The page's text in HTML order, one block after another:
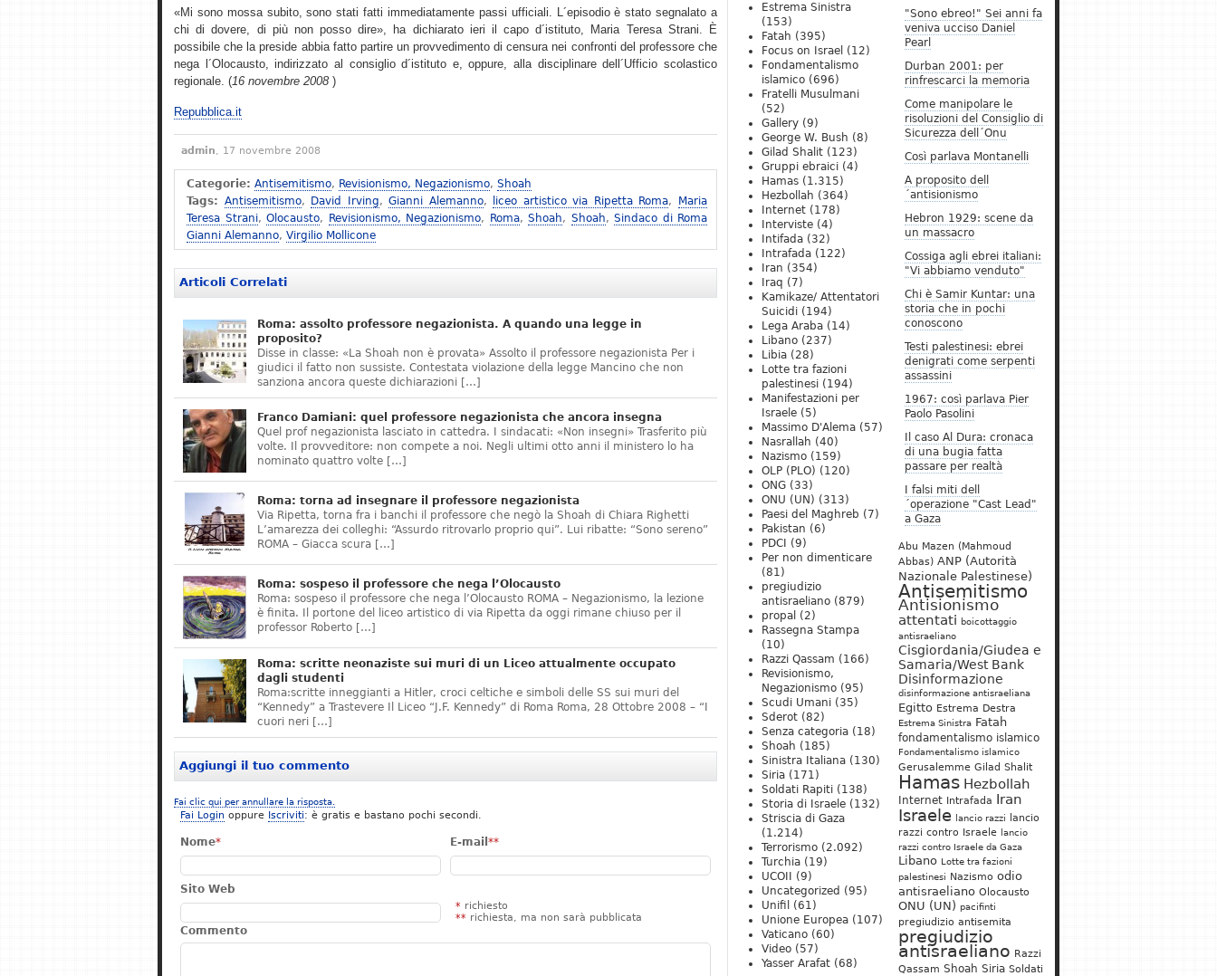
«Mi sono mossa subito, sono stati fatti immediatamente passi ufficiali. L´episodio è stato segnalato a
chi di dovere, di più non posso dire», ha dichiarato ieri il capo d´istituto, Maria Teresa Strani. È
possibile che la preside abbia fatto partire un provvedimento di censura nei confronti del professore che
nega l´Olocausto, indirizzato al consiglio d´istituto e, oppure, alla disciplinare dell´Ufficio scolastico
regionale. (16 novembre 2008 )
Repubblica.it
admin, 17 novembre 2008
Categorie: Antisemitismo, Revisionismo, Negazionismo, Shoah
Tags: Antisemitismo, David Irving,Gianni Alemanno, liceo artistico via Ripetta Roma,
Maria
Teresa Strani, Olocausto, Revisionismo, Negazionismo, Roma, Shoah, Shoah, Sindaco di Roma
Gianni Alemanno, Virgilio Mollicone
Articoli Correlati
Roma: assolto professore negazionista. A quando una legge in
proposito?
Disse in classe: «La Shoah non è provata» Assolto il professore negazionista Per i
giudici il fatto non sussiste. Contestata violazione della legge Mancino che non
sanziona ancora queste dichiarazioni […]
Franco Damiani: quel professore negazionista che ancora insegna
Quel prof negazionista lasciato in cattedra. I sindacati: «Non insegni» Trasferito più
volte. Il provveditore: non compete a noi. Negli ultimi otto anni il ministero lo ha
nominato quattro volte […]
Roma: torna ad insegnare il professore negazionista
Via Ripetta, torna fra i banchi il professore che negò la Shoah di Chiara Righetti
L’amarezza dei colleghi: “Assurdo ritrovarlo proprio qui”. Lui ribatte: “Sono sereno”
ROMA – Giacca scura […]
Roma: sospeso il professore che nega l’Olocausto
Roma: sospeso il professore che nega l’Olocausto ROMA – Negazionismo, la lezione
è finita. Il portone del liceo artistico di via Ripetta da oggi rimane chiuso per il
professor Roberto […]
Roma: scritte neonaziste sui muri di un Liceo attualmente occupato
dagli studenti
Roma:scritte inneggianti a Hitler, croci celtiche e simboli delle SS sui muri del
“Kennedy” a Trastevere Il Liceo “J.F. Kennedy” di Roma Roma, 28 Ottobre 2008 – “I
cuori neri […]
Aggiungi il tuo commento
Fai clic qui per annullare la risposta.
Fai Login oppure Iscriviti: è gratis e bastano pochi secondi.
Nome* E-mail **
Sito Web
* richiesto
** richiesta, ma non sarà pubblicata
Commento
"Sono ebreo!" Sei anni fa
veniva ucciso Daniel
Pearl
Durban 2001: per
rinfrescarci la memoria
Come manipolare le
risoluzioni del Consiglio di
Sicurezza dell´Onu
Così parlava Montanelli
A proposito dell
´antisionismo
Hebron 1929: scene da
un massacro
Cossiga agli ebrei italiani:
"Vi abbiamo venduto"
Chi è Samir Kuntar: una
storia che in pochi
conoscono
Testi palestinesi: ebrei
denigrati come serpenti
assassini
1967: così parlava Pier
Paolo Pasolini
Il caso Al Dura: cronaca
di una bugia fatta
passare per realtà
I falsi miti dell
´operazione "Cast Lead"
a Gaza
Abu Mazen (Mahmoud
Abbas) ANP (Autorità
Nazionale Palestinese)
Antisemitismo
Antisionismo
attentati boicottaggio
antisraeliano
Cisgiordania/Giudea e
Samaria/West Bank
Disinformazione
disinformazione antisraeliana
Egitto Estrema Destra
Estrema Sinistra Fatah
fondamentalismo islamico
Fondamentalismo islamico
Gerusalemme Gilad Shalit
Hamas Hezbollah
Internet Intrafada Iran
Israele lancio razzi
lancio
razzi contro Israele lancio
razzi contro Israele da Gaza
Libano Lotte tra fazioni
palestinesi Nazismo odio
antisraeliano Olocausto
ONU (UN) pacifinti
pregiudizio antisemita
pregiudizio
antisraeliano Razzi
Qassam Shoah Siria Soldati
Estrema Sinistra
(153)
Fatah (395)
Focus on Israel (12)
Fondamentalismo
islamico (696)
Fratelli Musulmani
(52)
Gallery (9)
George W. Bush (8)
Gilad Shalit (123)
Gruppi ebraici (4)
Hamas (1.315)
Hezbollah (364)
Internet (178)
Interviste (4)
Intifada (32)
Intrafada (122)
Iran (354)
Iraq (7)
Kamikaze/ Attentatori
Suicidi (194)
Lega Araba (14)
Libano (237)
Libia (28)
Lotte tra fazioni
palestinesi (194)
Manifestazioni per
Israele (5)
Massimo D'Alema (57)
Nasrallah (40)
Nazismo (159)
OLP (PLO) (120)
ONG (33)
ONU (UN) (313)
Paesi del Maghreb (7)
Pakistan (6)
PDCI
(9)
Per non dimenticare
(81)
pregiudizio
antisraeliano (879)
propal (2)
Rassegna Stampa
(10)
Razzi Qassam (166)
Revisionismo,
Negazionismo (95)
Scudi Umani (35)
Sderot (82)
Senza categoria (18)
Shoah (185)
Sinistra Italiana (130)
Siria (171)
Soldati Rapiti (138)
Storia di Israele (132)
Striscia di Gaza
(1.214)
Terrorismo (2.092)
Turchia (19)
UCOII
(9)
Uncategorized (95)
Unifil
(61)
Unione Europea (107)
Vaticano (60)
Video (57)
Yasser Arafat (68)